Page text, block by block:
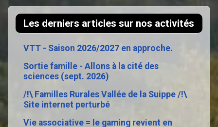
Les derniers articles sur nos activités
VTT - Saison 2026/2027 en approche.
Sortie famille - Allons à la cité des
sciences (sept. 2026)
/!\ Familles Rurales Vallée de la Suippe /!\
Site internet perturbé
Vie associative = le gaming revient en